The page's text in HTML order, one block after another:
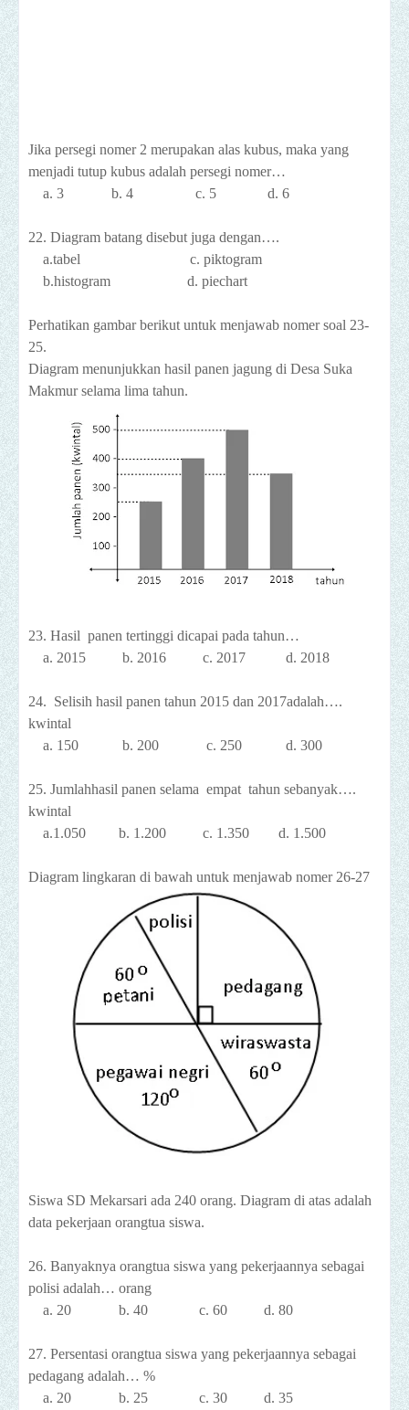
Jika persegi nomer 2 merupakan alas kubus, maka yang
menjadi tutup kubus adalah persegi nomer…
a. 3 b. 4 c. 5 d. 6
22. Diagram batang disebut juga dengan….
a.tabel c. piktogram
b.histogram d. piechart
Perhatikan gambar berikut untuk menjawab nomer soal 23-
25.
Diagram menunjukkan hasil panen jagung di Desa Suka
Makmur selama lima tahun.
23. Hasil panen tertinggi dicapai pada tahun…
a. 2015 b. 2016 c. 2017 d. 2018
24. Selisih hasil panen tahun 2015 dan 2017adalah….
kwintal
a. 150 b. 200 c. 250 d. 300
25. Jumlahhasil panen selama empat tahun sebanyak….
kwintal
a.1.050 b. 1.200 c. 1.350 d. 1.500
Diagram lingkaran di bawah untuk menjawab nomer 26-27
Siswa SD Mekarsari ada 240 orang. Diagram di atas adalah
data pekerjaan orangtua siswa.
26. Banyaknya orangtua siswa yang pekerjaannya sebagai
polisi adalah… orang
a. 20 b. 40 c. 60 d. 80
27. Persentasi orangtua siswa yang pekerjaannya sebagai
pedagang adalah… %
a. 20 b. 25 c. 30 d. 35